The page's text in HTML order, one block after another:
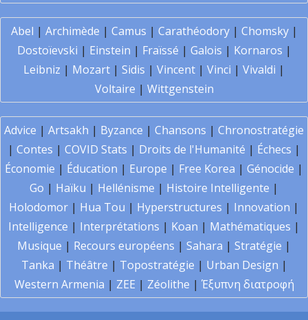
Abel | Archimède | Camus | Carathéodory| Chomsky|
Dostoïevski | Einstein | Fraïssé | Galois | Kornaros |
Leibniz | Mozart | Sidis | Vincent | Vinci | Vivaldi |
Voltaire | Wittgenstein
Advice | Artsakh | Byzance | Chansons | Chronostratégie
| Contes | COVID Stats | Droits de l'Humanité | Échecs |
Économie | Éducation | Europe | Free Korea | Génocide |
Go | Haïku | Hellénisme | Histoire Intelligente |
Holodomor | Hua Tou | Hyperstructures | Innovation |
Intelligence | Interprétations | Koan | Mathématiques |
Musique | Recours européens | Sahara | Stratégie |
Tanka | Théâtre | Topostratégie | Urban Design |
Western Armenia | ZEE | Zéolithe | Έξυπνη διατροφή